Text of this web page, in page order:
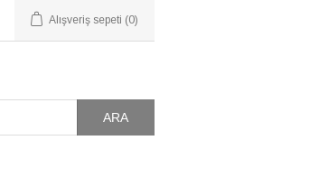
Alışveriş sepeti (0)
ARA